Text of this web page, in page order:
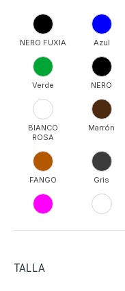
NERO FUXIA Azul
Verde NERO
BIANCO
ROSA
Marrón
FANGO Gris
TALLA